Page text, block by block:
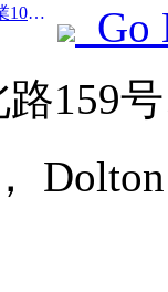
Prev:上海ディズニーリゾートは開業10周年を迎え、これまでに1億人以上の来場者数を記録した。
Go
159